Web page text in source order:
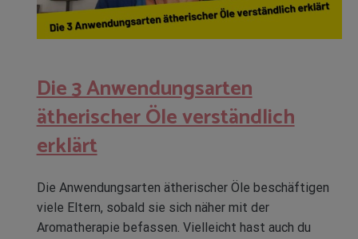
Die 3 Anwendungsarten
ätherischer Öle verständlich
erklärt
Die Anwendungsarten ätherischer Öle beschäftigen
viele Eltern, sobald sie sich näher mit der
Aromatherapie befassen. Vielleicht hast auch du